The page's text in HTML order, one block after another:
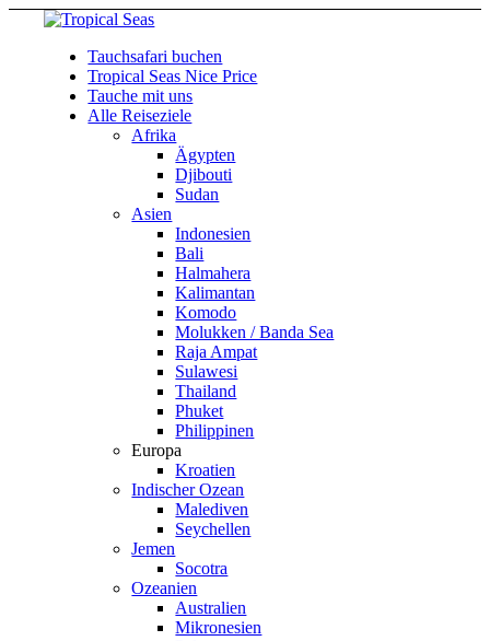
Tauchsafari buchen
Tropical Seas Nice Price
Tauche mit uns
Alle Reiseziele
Afrika
Ägypten
Djibouti
Sudan
Asien
Indonesien
Bali
Halmahera
Kalimantan
Komodo
Molukken / Banda Sea
Raja Ampat
Sulawesi
Thailand
Phuket
Philippinen
Europa
Kroatien
Indischer Ozean
Malediven
Seychellen
Jemen
Socotra
Ozeanien
Australien
Mikronesien